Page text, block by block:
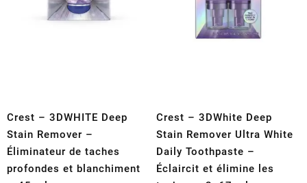
Crest – 3DWHITE Deep
Stain Remover –
Éliminateur de taches
profondes et blanchiment
Crest – 3DWhite Deep
Stain Remover Ultra White
Daily Toothpaste –
Éclaircit et élimine les